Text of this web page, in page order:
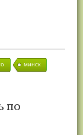
минск
по